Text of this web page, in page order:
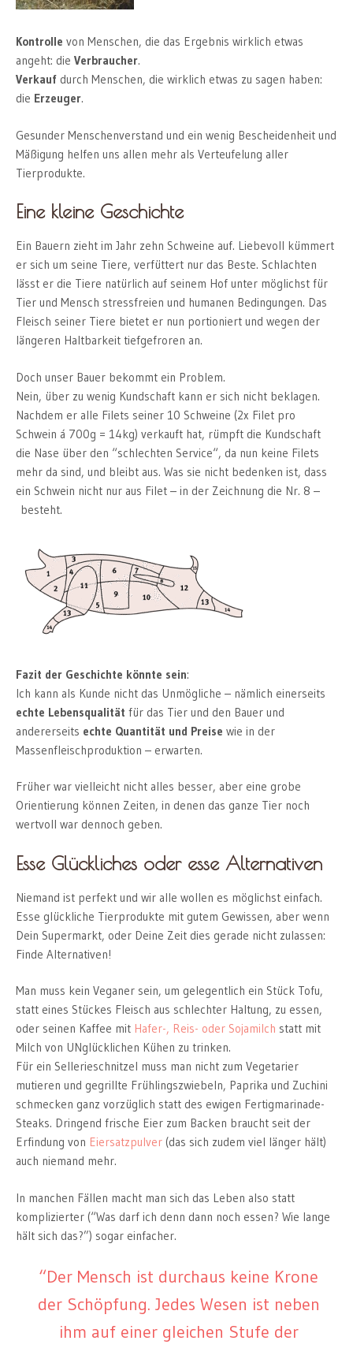
Kontrolle von Menschen, die das Ergebnis wirklich etwas
angeht: die Verbraucher.
Verkauf durch Menschen, die wirklich etwas zu sagen haben:
die Erzeuger.
Gesunder Menschenverstand und ein wenig Bescheidenheit und
Mäßigung helfen uns allen mehr als Verteufelung aller
Tierprodukte.
Eine kleine Geschichte
Ein Bauern zieht im Jahr zehn Schweine auf. Liebevoll kümmert
er sich um seine Tiere, verfüttert nur das Beste. Schlachten
lässt er die Tiere natürlich auf seinem Hof unter möglichst für
Tier und Mensch stressfreien und humanen Bedingungen. Das
Fleisch seiner Tiere bietet er nun portioniert und wegen der
längeren Haltbarkeit tiefgefroren an.
Doch unser Bauer bekommt ein Problem.
Nein, über zu wenig Kundschaft kann er sich nicht beklagen.
Nachdem er alle Filets seiner 10 Schweine (2x Filet pro
Schwein á 700g = 14kg) verkauft hat, rümpft die Kundschaft
die Nase über den “schlechten Service“, da nun keine Filets
mehr da sind, und bleibt aus. Was sie nicht bedenken ist, dass
ein Schwein nicht nur aus Filet – in der Zeichnung die Nr. 8 –
besteht.
Fazit der Geschichte könnte sein:
Ich kann als Kunde nicht das Unmögliche – nämlich einerseits
echte Lebensqualität für das Tier und den Bauer und
andererseits echte Quantität und Preise wie in der
Massenfleischproduktion – erwarten.
Früher war vielleicht nicht alles besser, aber eine grobe
Orientierung können Zeiten, in denen das ganze Tier noch
wertvoll war dennoch geben.
Esse Glückliches oder esse Alternativen
Niemand ist perfekt und wir alle wollen es möglichst einfach.
Esse glückliche Tierprodukte mit gutem Gewissen, aber wenn
Dein Supermarkt, oder Deine Zeit dies gerade nicht zulassen:
Finde Alternativen!
Man muss kein Veganer sein, um gelegentlich ein Stück Tofu,
statt eines Stückes Fleisch aus schlechter Haltung, zu essen,
oder seinen Kaffee mit Hafer-, Reis- oder Sojamilch statt mit
Milch von UNglücklichen Kühen zu trinken.
Für ein Sellerieschnitzel muss man nicht zum Vegetarier
mutieren und gegrillte Frühlingszwiebeln, Paprika und Zuchini
schmecken ganz vorzüglich statt des ewigen Fertigmarinade-
Steaks. Dringend frische Eier zum Backen braucht seit der
Erfindung von Eiersatzpulver (das sich zudem viel länger hält)
auch niemand mehr.
In manchen Fällen macht man sich das Leben also statt
komplizierter (“Was darf ich denn dann noch essen? Wie lange
hält sich das?”) sogar einfacher.
“Der Mensch ist durchaus keine Krone
der Schöpfung. Jedes Wesen ist neben
ihm auf einer gleichen Stufe der